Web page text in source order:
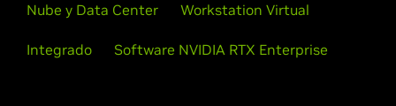
Nube y Data Center Workstation Virtual
Integrado Software NVIDIA RTX Enterprise